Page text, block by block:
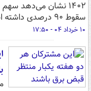
سقوط ۹۰ درصدی داشته است
۱۰ خرداد ۰۴ - ۱۷:۵۰